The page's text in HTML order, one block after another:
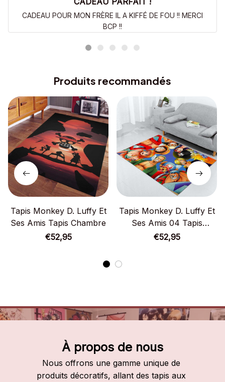
CADEAU POUR MON FRÈRE IL A KIFFÉ DE FOU !! MERCI
BCP !!
Produits recommandés
Tapis Monkey D. Luffy Et
Ses Amis Tapis Chambre
€52,95
Tapis Monkey D. Luffy Et
Ses Amis 04 Tapis
Chambre
€52,95
À propos de nous
Nous offrons une gamme unique de
produits décoratifs, allant des tapis aux